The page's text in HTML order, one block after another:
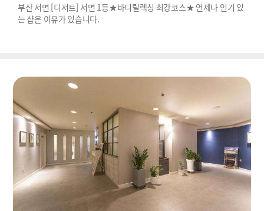
부산 서면 [디저트] 서면 1등★바디릴렉싱 최강코스★ 언제나 인기 있
는 샵은 이유가 있습니다.